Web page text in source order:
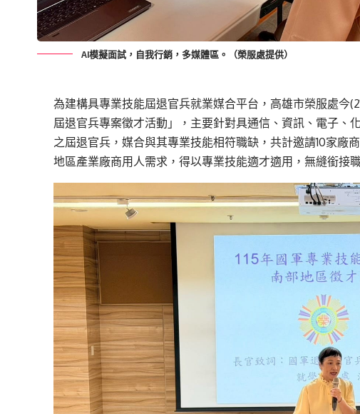
AI模擬面試，自我行銷，多媒體區。（榮服處提供）
為建構具專業技能屆退官兵就業媒合平台，高雄市榮服處今
屆退官兵專案徵才活動」， 主要針對具通信、資訊、電子、
之屆退官兵，媒合與其專業技能相符職缺，共計邀請10家廠
地區產業廠商用人需求，得以專業技能適才適用，無縫銜接